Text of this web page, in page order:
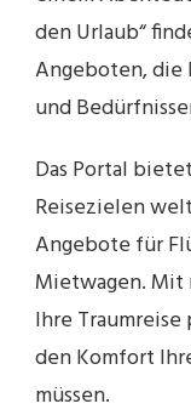
den Urlaub“
Angeboten,
und
Das Portal
Reisezielen
Angebote für
Mietwagen. Mit
Ihre
den Komfort
müssen.